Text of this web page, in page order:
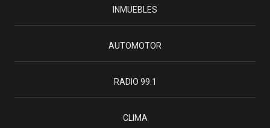
INMUEBLES
AUTOMOTOR
RADIO 99.1
CLIMA